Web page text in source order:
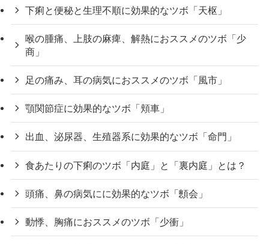
下痢と便秘と生理不順に効果的なツボ「天枢」
喉の腫痛、上肢の麻痺、解熱におススメのツボ「少
商」
足の痛み、耳の病気におススメのツボ「風市」
顎関節症に効果的なツボ「頬車」
出血、泌尿器、生殖器系に効果的なツボ「命門」
食あたりの下痢のツボ「内庭」と「裏内庭」とは？
頭痛、鼻の病気にに効果的なツボ「顖会」
動悸、胸痛におススメのツボ「少衝」